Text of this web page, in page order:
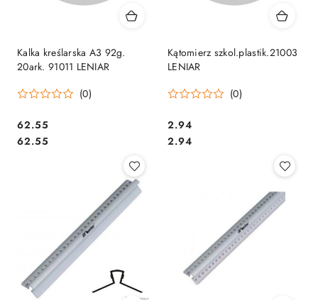
Kalka kreślarska A3 92g.
20ark. 91011 LENIAR
(0)
Cena:
62.55
Cena:
62.55
Kątomierz szkol.plastik.21003
LENIAR
(0)
Cena:
2.94
Cena:
2.94